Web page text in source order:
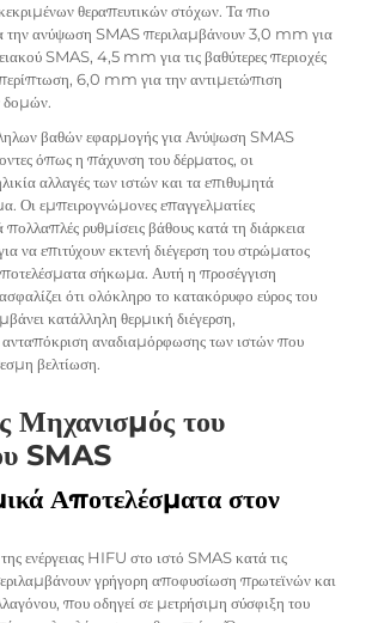
θεραπευτικών στόχων. Τα πιο
την ανύψωση SMAS περιλαμβάνουν 3,0 mm για
SMAS, 4,5 mm για τις βαθύτερες περιοχές
6,0 mm για την αντιμετώπιση
δομών.
βαθών εφαρμογής για Ανύψωση SMAS
όπως η πάχυνση του δέρματος, οι
αλλαγές των ιστών και τα επιθυμητά
Οι εμπειρογνώμονες επαγγελματίες
ρυθμίσεις βάθους κατά τη διάρκεια
να επιτύχουν εκτενή διέγερση του στρώματος
σήκωμα. Αυτή η προσέγγιση
ότι ολόκληρο το κατακόρυφο εύρος του
κατάλληλη θερμική διέγερση,
ανταπόκριση αναδιαμόρφωσης των ιστών που
βελτίωση.
Μηχανισμός του
SMAS
Αποτελέσματα στον
ενέργειας HIFU στο ιστό SMAS κατά τις
γρήγορη αποφυσίωση πρωτεϊνών και
που οδηγεί σε μετρήσιμη σύσφιξη του